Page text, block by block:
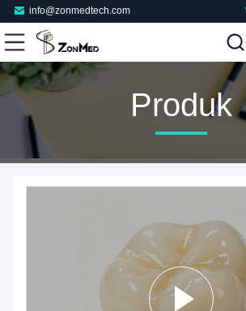
info@zonmedtech.com
Produk